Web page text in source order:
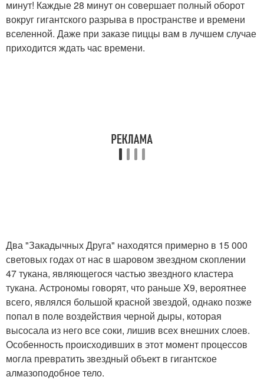
минут! Каждые 28 минут он совершает полный оборот
вокруг гигантского разрыва в пространстве и времени
вселенной. Даже при заказе пиццы вам в лучшем случае
приходится ждать час времени.
Два "Закадычных Друга" находятся примерно в 15 000
световых годах от нас в шаровом звездном скоплении
47 тукана, являющегося частью звездного кластера
тукана. Астрономы говорят, что раньше X9, вероятнее
всего, являлся большой красной звездой, однако позже
попал в поле воздействия черной дыры, которая
высосала из него все соки, лишив всех внешних слоев.
Особенность происходивших в этот момент процессов
могла превратить звездный объект в гигантское
алмазоподобное тело.